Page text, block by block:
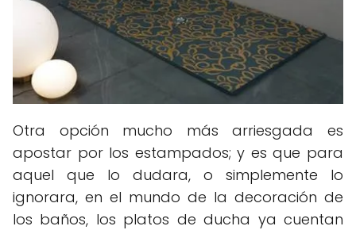
Otra opción mucho más arriesgada es
apostar por los estampados; y es que para
aquel que lo dudara, o simplemente lo
ignorara, en el mundo de la decoración de
los baños, los platos de ducha ya cuentan